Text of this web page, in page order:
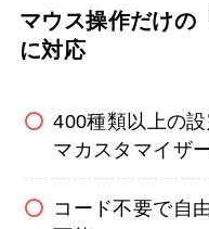
マウス操作だけの
に対応
400種類以上の
マカスタマイザー
コード不要で自